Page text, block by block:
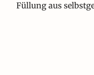
Füllung aus